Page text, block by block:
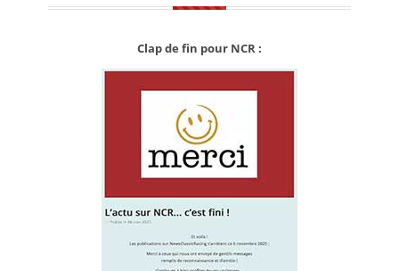
Clap de fin pour NCR :